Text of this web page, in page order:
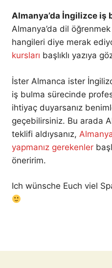
Almanya’da İngilizce iş
Almanya’da dil
hangileri diye merak
kursları başlıklı yazıya
İster Almanca ister
iş bulma sürecinde
ihtiyaç duyarsanız
geçebilirsiniz. Bu arada
teklifi aldıysanız,
yapmanız gerekenler
öneririm.
Ich wünsche Euch viel